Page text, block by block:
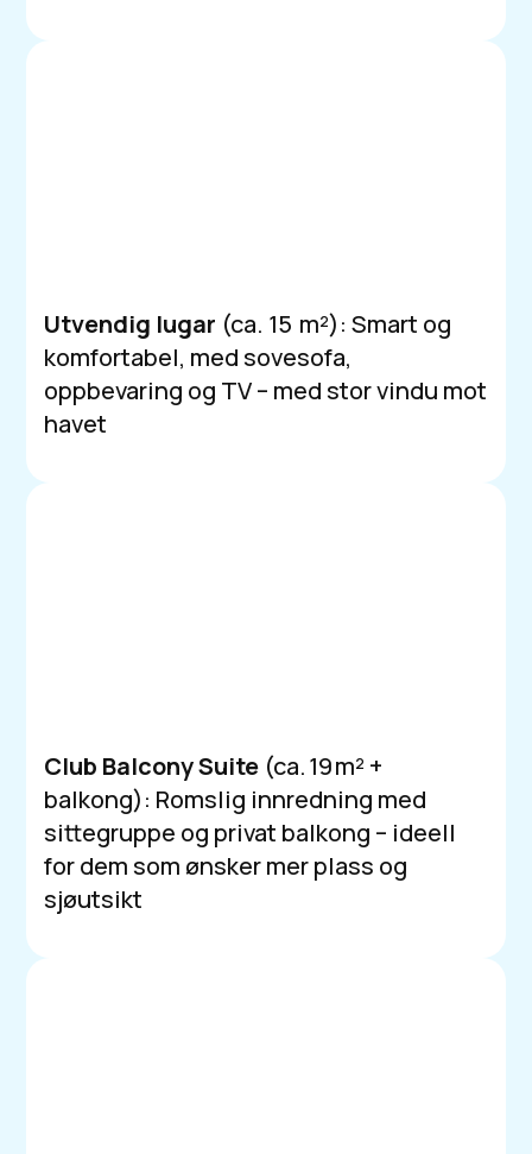
Utvendig lugar (ca. 15 m²): Smart og
komfortabel, med sovesofa,
oppbevaring og TV – med stor vindu mot
havet
Club Balcony Suite (ca. 19 m² +
balkong): Romslig innredning med
sittegruppe og privat balkong – ideell
for dem som ønsker mer plass og
sjøutsikt